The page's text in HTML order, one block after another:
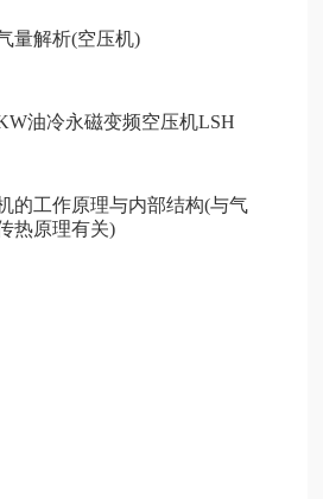
量解析(空压机)
油冷永磁变频空压机LSH
的工作原理与内部结构(与气
热原理有关)